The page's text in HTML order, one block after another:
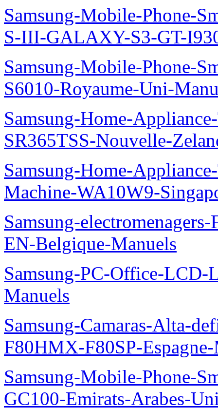
Samsung-Mobile-Phone-
S-III-GALAXY-S3-GT-
Samsung-Mobile-Phone-
S6010-Royaume-Uni-
Samsung-Home-
SR365TSS-Nouvelle-
Samsung-Home-
Machine-WA10W9-
Samsung-
EN-Belgique-Manuels
Samsung-PC-Office-
Manuels
Samsung-Camaras-Alta-
F80HMX-F80SP-
Samsung-Mobile-Phone-
GC100-Emirats-Arabes-